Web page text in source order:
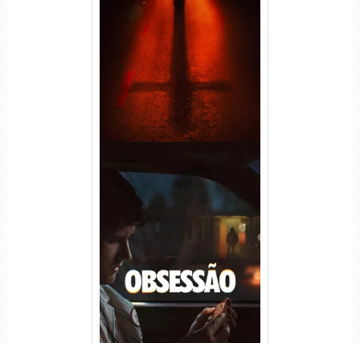
Passageiro do Mal Torrent
(2026) WEB-DL 1080p Dual
Áudio
Obsessão Torrent (2026)
WEB-DL 1080p/4K Dual
Áudio